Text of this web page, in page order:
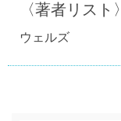
〈著者リスト〉
ウェルズ